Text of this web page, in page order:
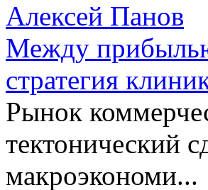
Алексей Панов
Между
стратегия
Рынок
тектонический
макроэкономи...